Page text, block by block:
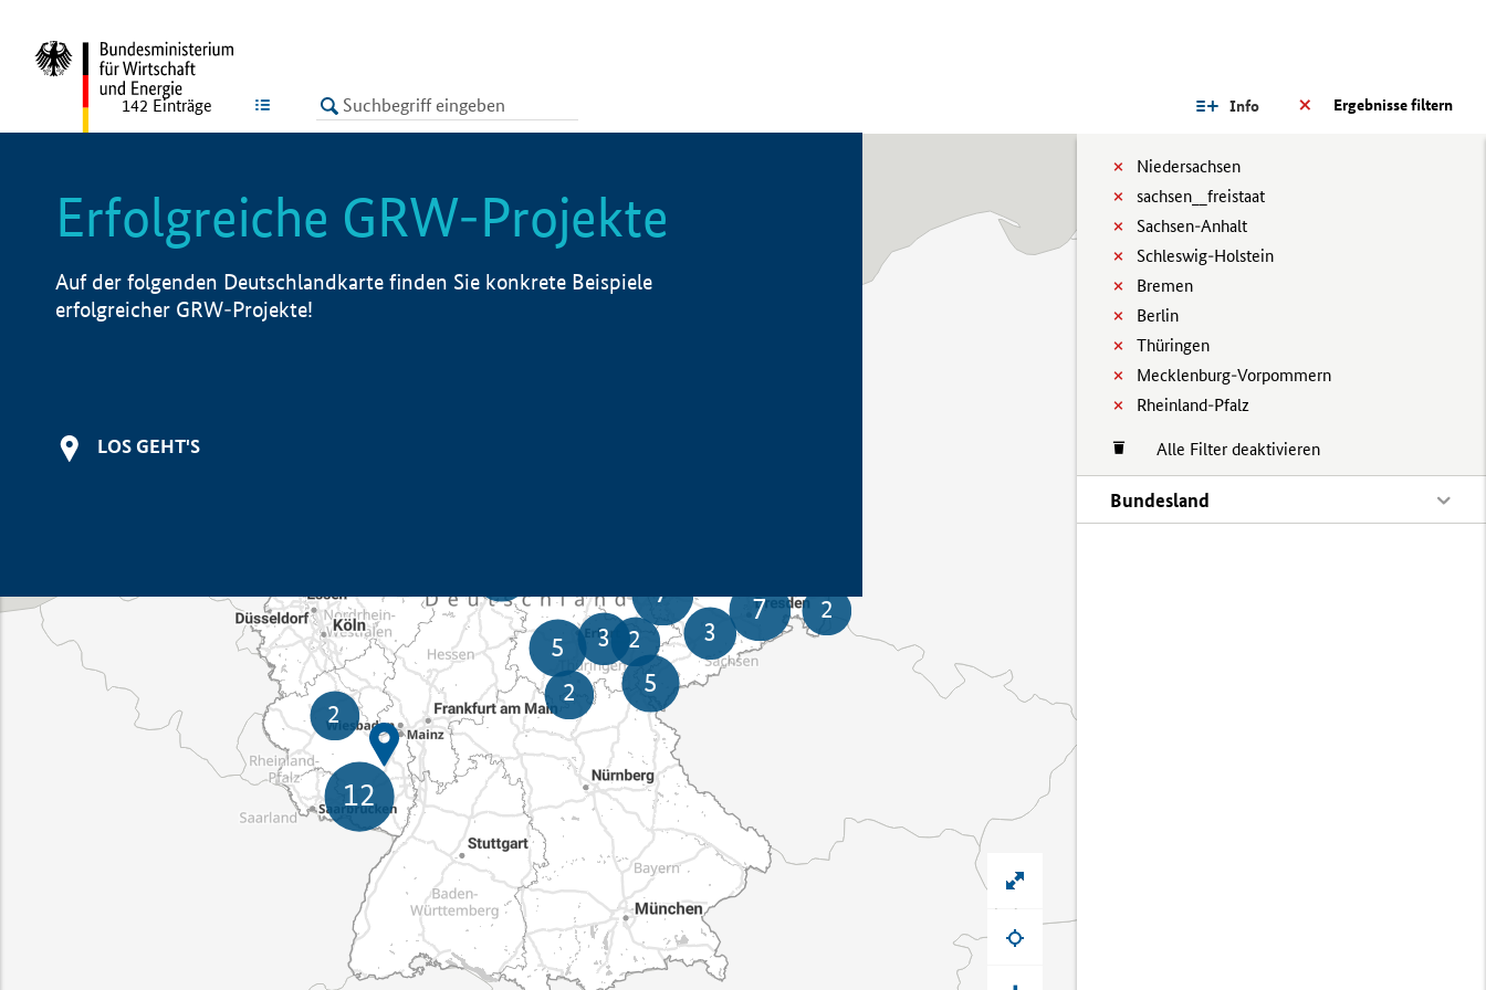
LISTE Ergebnisse filtern
Info
Niedersachsen
sachsen__freistaat
Sachsen-Anhalt
Schleswig-Holstein
Bremen
Berlin
Thüringen
Mecklenburg-Vorpommern
Rheinland-Pfalz
Alle Filter deaktivieren
Bundesland
142 Einträge
Erfolgreiche GRW-Projekte
Auf der folgenden Deutschlandkarte finden Sie konkrete Beispiele
erfolgreicher GRW-Projekte!
LOS GEHT'S